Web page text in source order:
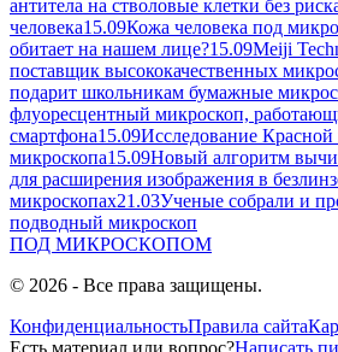
антитела на стволовые клетки без
человека15.09Кожа человека под
обитает на нашем лице?15.09Meiji
поставщик высококачественных
подарит школьникам бумажные
флуоресцентный микроскоп,
смартфона15.09Исследование
микроскопа15.09Новый алгоритм
для расширения изображения в
микроскопах21.03Ученые собрали и
подводный микроскоп
ПОД МИКРОСКОПОМ
© 2026 - Все права защищены.
КонфиденциальностьПравила сайта
Есть материал или вопрос?Написать